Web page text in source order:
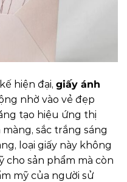
hiện đại, giấy ánh
nhờ vào vẻ đẹp
tạo hiệu ứng thị
sắc trắng sáng
loại giấy này không
cho sản phẩm mà còn
mỹ của người sử